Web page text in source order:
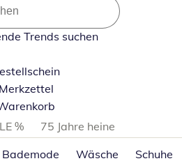
Trends suchen
Merkzettel
%
75 Jahre heine
Bademode Wäsche Schuhe